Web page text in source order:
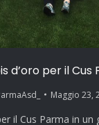
d’oro per il Cus
Maggio 23,
il Cus Parma in un